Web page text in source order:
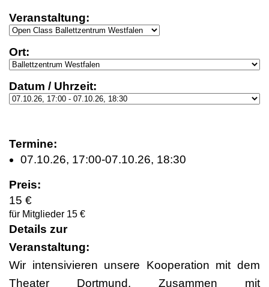
Veranstaltung:
Ort:
Datum / Uhrzeit:
Termine:
07.10.26, 17:00-07.10.26, 18:30
Preis:
15 €
für Mitglieder 15 €
Details zur
Veranstaltung:
Wir intensivieren unsere Kooperation mit dem
Theater Dortmund. Zusammen mit